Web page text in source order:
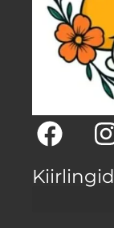
Kiirlingid